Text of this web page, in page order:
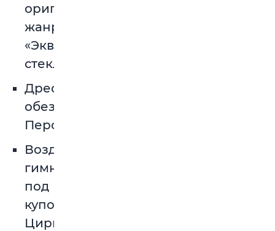
оригинального
жанра
«Эквилибр-
стеклобалланс»;
Дрессированная
обезьянка
Персик;
Воздушная
гимнастка
под
куполом
Цирка.